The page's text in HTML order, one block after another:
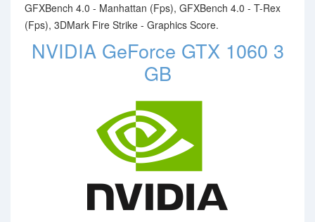
GFXBench 4.0 - Manhattan (Fps), GFXBench 4.0 - T-Rex
(Fps), 3DMark Fire Strike - Graphics Score.
NVIDIA GeForce GTX 1060 3
GB